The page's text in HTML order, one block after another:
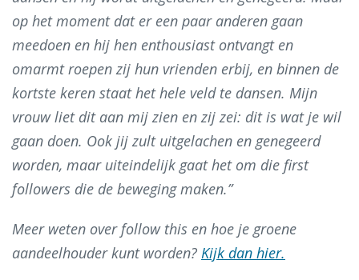
op het moment dat er een paar anderen gaan
meedoen en hij hen enthousiast ontvangt en
omarmt roepen zij hun vrienden erbij, en binnen de
kortste keren staat het hele veld te dansen. Mijn
vrouw liet dit aan mij zien en zij zei: dit is wat je wil
gaan doen. Ook jij zult uitgelachen en genegeerd
worden, maar uiteindelijk gaat het om die first
followers die de beweging maken.”
Meer weten over follow this en hoe je groene
aandeelhouder kunt worden? Kijk dan hier.